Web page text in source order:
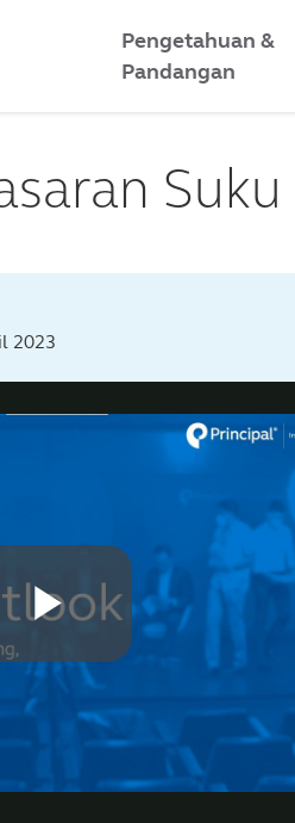
Pengetahuan &
Pandangan
2023